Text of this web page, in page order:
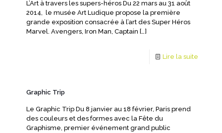
L’Art à travers les supers-héros Du 22 mars au 31 août
2014, le musée Art Ludique propose la première
grande exposition consacrée à l’art des Super Héros
Marvel. Avengers, Iron Man, Captain […]
Lire la suite
Graphic Trip
Le Graphic Trip Du 8 janvier au 18 février, Paris prend
des couleurs et des formes avec la Fête du
Graphisme, premier événement grand public